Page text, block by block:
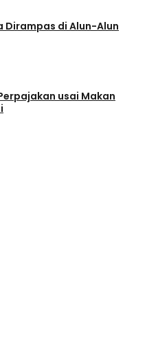
Dirampas di Alun-Alun
usai Makan